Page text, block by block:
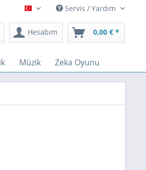
Türkçe Servis / Yardım
Hesabım 0,00 € *
Müzik Zeka Oyunu